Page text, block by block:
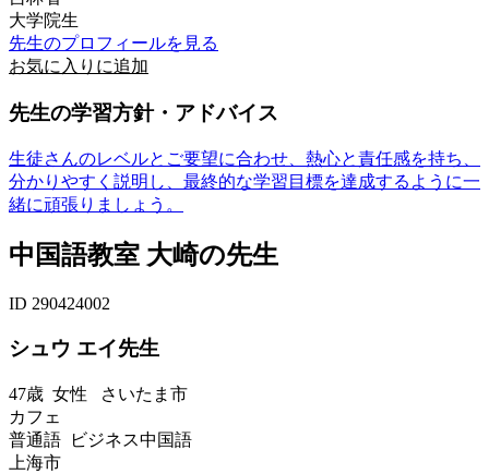
大学院生
先生のプロフィールを見る
お気に入りに追加
先生の学習方針・アドバイス
生徒さんのレベルとご要望に合わせ、熱心と責任感を持ち、
分かりやすく説明し、最終的な学習目標を達成するように一
緒に頑張りましょう。
中国語教室 大崎の先生
ID 290424002
シュウ エイ先生
47歳 女性 さいたま市
カフェ
普通語 ビジネス中国語
上海市